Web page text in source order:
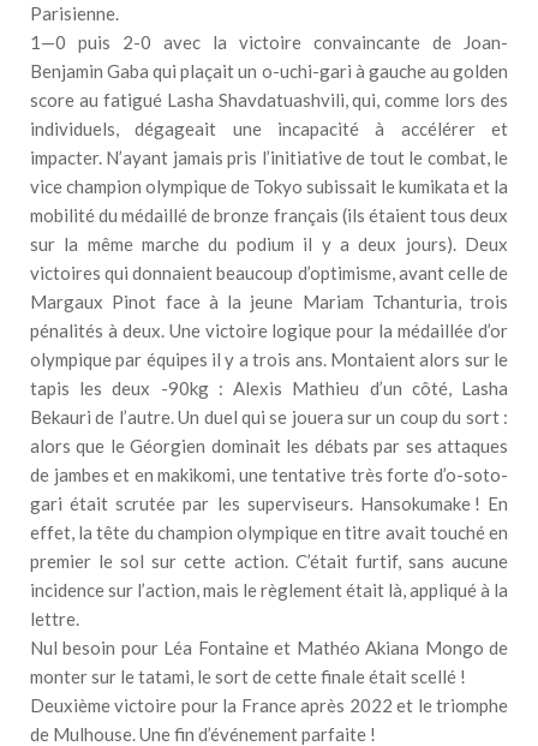
Parisienne.
1—0 puis 2-0 avec la victoire convaincante de Joan-
Benjamin Gaba qui plaçait un o-uchi-gari à gauche au golden
score au fatigué Lasha Shavdatuashvili, qui, comme lors des
individuels, dégageait une incapacité à accélérer et
impacter. N’ayant jamais pris l’initiative de tout le combat, le
vice champion olympique de Tokyo subissait le kumikata et la
mobilité du médaillé de bronze français (ils étaient tous deux
sur la même marche du podium il y a deux jours). Deux
victoires qui donnaient beaucoup d’optimisme, avant celle de
Margaux Pinot face à la jeune Mariam Tchanturia, trois
pénalités à deux. Une victoire logique pour la médaillée d’or
olympique par équipes il y a trois ans. Montaient alors sur le
tapis les deux -90kg : Alexis Mathieu d’un côté, Lasha
Bekauri de l’autre. Un duel qui se jouera sur un coup du sort :
alors que le Géorgien dominait les débats par ses attaques
de jambes et en makikomi, une tentative très forte d’o-soto-
gari était scrutée par les superviseurs. Hansokumake ! En
effet, la tête du champion olympique en titre avait touché en
premier le sol sur cette action. C’était furtif, sans aucune
incidence sur l’action, mais le règlement était là, appliqué à la
lettre.
Nul besoin pour Léa Fontaine et Mathéo Akiana Mongo de
monter sur le tatami, le sort de cette finale était scellé !
Deuxième victoire pour la France après 2022 et le triomphe
de Mulhouse. Une fin d’événement parfaite !